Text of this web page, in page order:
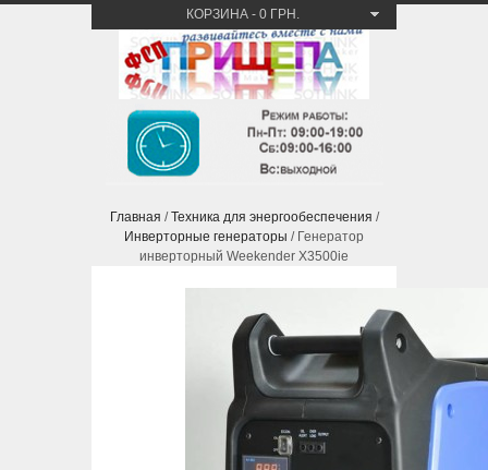
КОРЗИНА - 0 ГРН.
Главная /Техника для энергообеспечения /
Инверторные генераторы / Генератор
инверторный Weekender X3500ie